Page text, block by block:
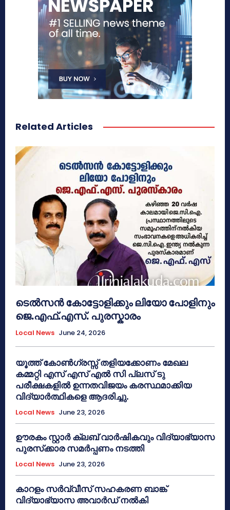
Related Articles
ടെൽസൻ കോട്ടോളിക്കും ലിയോ പോളിനും
ജെ.എഫ്.എസ്. പുരസ്കാരം
Local News June 24, 2026
യൂത്ത് കോൺഗ്രസ്സ് തളിയക്കോണം മേഖല
കമ്മറ്റി എസ് എസ് എൽ സി പ്ലസ് ടു
പരീക്ഷകളിൽ ഉന്നതവിജയം കരസ്ഥമാക്കിയ
വിദ്യാർത്ഥികളെ ആദരിച്ചു.
Local News June 23, 2026
ഊരകം സ്റ്റാർ ക്ലബ് വാർഷികവും വിദ്യാഭ്യാസ
പുരസ്‌ക്കാര സമർപ്പണം നടത്തി
Local News June 23, 2026
കാറളം സർവ്വീസ് സഹകരണ ബാങ്ക്
വിദ്യാഭ്യാസ അവാർഡ് നൽകി